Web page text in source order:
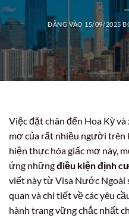
ĐĂNG VÀO 15/09/2025
Việc đặt chân đến Hoa Kỳ
mơ của rất nhiều người trên
hiện thực hóa giấc mơ này,
ứng nhữngđiều kiện định
viết này từ Visa Nước Ngoài
quan và chi tiết về các yêu
hành trang vững chắc nhất